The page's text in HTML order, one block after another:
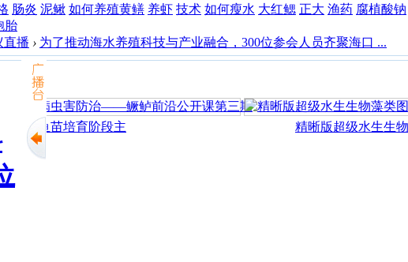
肠炎 泥鳅 如何养殖黄鳝 养虾 技术 如何瘦水 大红鳃 正大 渔药 腐植酸钠
胎
直播 › 为了推动海水养殖科技与产业融合，300位参会人员齐聚海口 ...
鲈鱼苗培育阶段主 精晰版超级水生生物藻